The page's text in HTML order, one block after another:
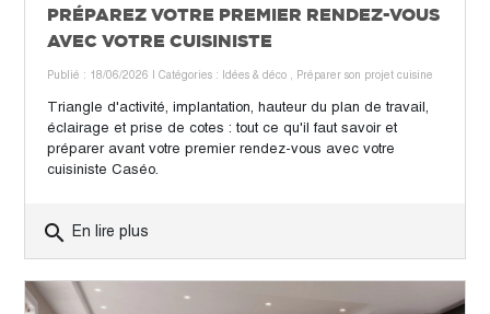
PRÉPAREZ VOTRE PREMIER RENDEZ-VOUS
AVEC VOTRE CUISINISTE
Publié : 18/06/2026 | Catégories : Idées & déco Préparer son projet cuisine
Triangle d'activité, implantation, hauteur du plan de travail,
éclairage et prise de cotes : tout ce qu'il faut savoir et
préparer avant votre premier rendez-vous avec votre
cuisiniste Caséo.
search En lire plus